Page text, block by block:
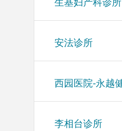
生基妇产科诊所
安法诊所
西园医院-永越
李相台诊所